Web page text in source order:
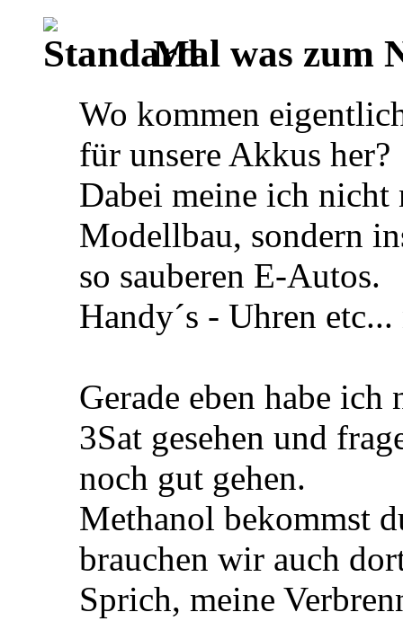
Mal was zum
Wo kommen
für unsere Akkus her?
Dabei meine ich nicht
Modellbau, sondern
so sauberen E-Autos.
Handy´s - Uhren
Gerade eben habe
3Sat gesehen und
noch gut gehen.
Methanol bekommst
brauchen wir auch
Sprich, meine